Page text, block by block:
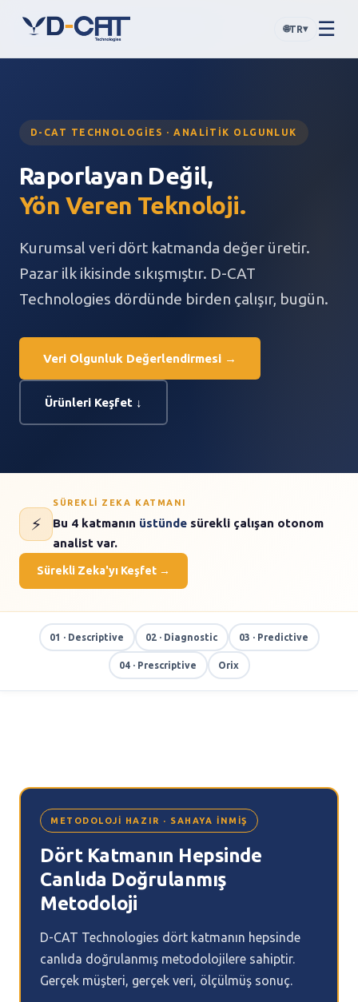
🌐TR▾ ☰
D-CAT TECHNOLOGIES · ANALITIK OLGUNLUK
Raporlayan Değil,
Yön Veren Teknoloji.
Kurumsal veri dört katmanda değer üretir.
Pazar ilk ikisinde sıkışmıştır. D-CAT
Technologies dördünde birden çalışır, bugün.
Veri Olgunluk Değerlendirmesi →
Ürünleri Keşfet ↓
⚡
SÜREKLI ZEKA KATMANI
Bu 4 katmanın üstünde sürekli çalışan otonom
analist var.
Sürekli Zeka'yı Keşfet →
01 · Descriptive 02 · Diagnostic 03 · Predictive
04 · Prescriptive Orix
METODOLOJI HAZIR · SAHAYA İNMIŞ
Dört Katmanın Hepsinde
Canlıda Doğrulanmış
Metodoloji
D-CAT Technologies dört katmanın hepsinde
canlıda doğrulanmış metodolojilere sahiptir.
Gerçek müşteri, gerçek veri, ölçülmüş sonuç.